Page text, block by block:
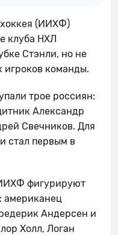
(ИИХФ)
клуба НХЛ
Стэнли, но не
игроков команды.
трое россиян:
Александр
Свечников. Для
стал первым в
фигурируют
американец
Андерсен и
Холл, Логан